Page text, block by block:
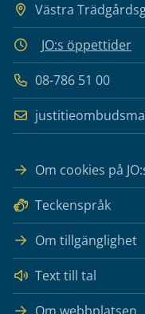
Västra
JO:s öppettider
08-786 51 00
Om cookies på
Teckenspråk
Om tillgänglighet
Text till tal